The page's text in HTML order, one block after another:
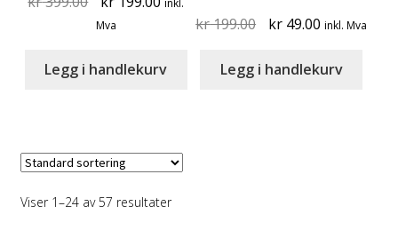
price
kr 399.00. kr 199.00.
inkl.
Mva
Legg i handlekurv
kr199.00
Original
was:
kr 49.00 Current
is:
inkl. Mva
Legg i handlekurv
Viser 1–24 av 57 resultater